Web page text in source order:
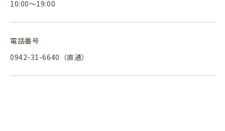
10:00～19:00
電話番号
0942-31-6640（直通）